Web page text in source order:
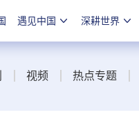
遇见中国 深耕世界
视频 热点专题